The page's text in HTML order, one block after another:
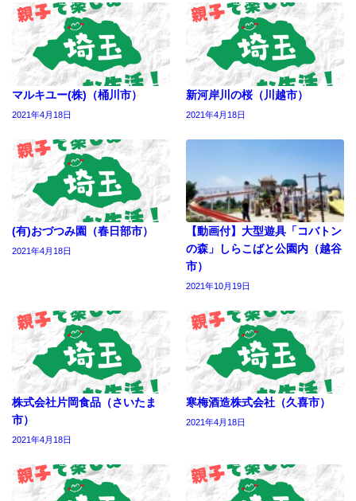
マルキユー(株)（桶川市）
2021年4月18日
新河岸川の桜（川越市）
2021年4月18日
(有)おづつみ園（春日部市）
2021年4月18日
【動画付】大型遊具「コバトン
の森」しらこばと公園内（越谷
市）
2021年10月19日
株式会社片岡食品（さいたま
市）
2021年4月18日
寒梅酒造株式会社（久喜市）
2021年4月18日